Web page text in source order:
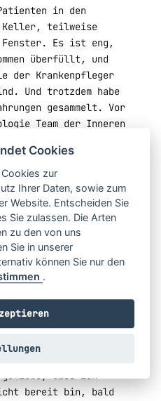
in den
Keller, teilweise
Es ist eng,
überfüllt, und
der Krankenpfleger
Und trotzdem habe
gesammelt. Vor
Team der Inneren
wird, zu
wenn ich mal eine
weil die Ärzte
sind. Durch den
nicht nur mein
sondern zum
Gefühl auf, dass
sehen kann.
selbst wenn das
kann die Arbeit zwar
erfüllend sein.
Krankenhaus habe ich
dass ich
bereit bin, bald
Cookies
zur
Ihrer Daten, sowie zum
Website. Entscheiden Sie
Sie zulassen. Die Arten
zu den von uns
Sie in unserer
können Sie nur den
.